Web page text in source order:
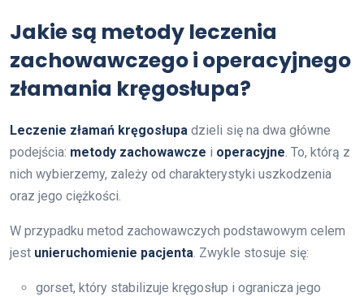
Jakie są metody leczenia
zachowawczego i operacyjnego
złamania kręgosłupa?
Leczenie złamań kręgosłupa dzieli się na dwa główne
podejścia: metody zachowawcze i operacyjne. To, którą z
nich wybierzemy, zależy od charakterystyki uszkodzenia
oraz jego ciężkości.
W przypadku metod zachowawczych podstawowym celem
jest unieruchomienie pacjenta. Zwykle stosuje się:
gorset, który stabilizuje kręgosłup i ogranicza jego